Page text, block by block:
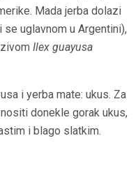
Mada jerba dolazi
se uglavnom u Argentini),
Ilex guayusa
i yerba mate: ukus. Za
donekle gorak ukus,
i blago slatkim.